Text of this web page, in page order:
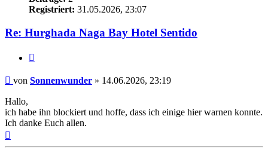
Registriert: 31.05.2026, 23:07
Re: Hurghada Naga Bay Hotel Sentido
Beitrag
von Sonnenwunder » 14.06.2026, 23:19
Hallo,
ich habe ihn blockiert und hoffe, dass ich einige hier warnen konnte.
Ich danke Euch allen.